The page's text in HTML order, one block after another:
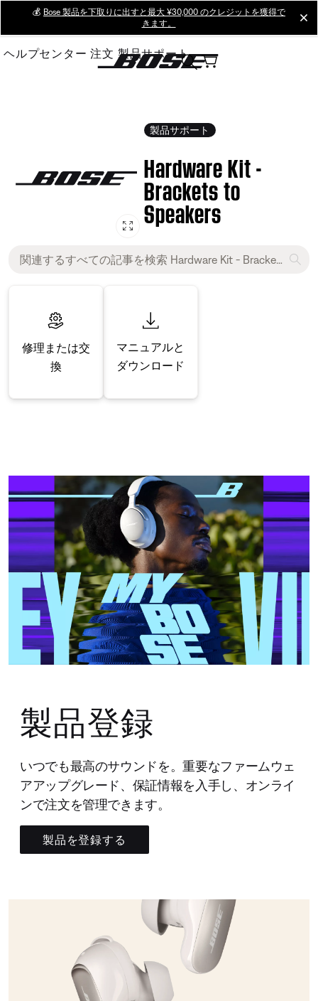
Main
💰 Bose 製品を下取りに出すと最大 ¥30,000 のクレジットを獲得で
きます。
ヘルプセンター 注文 製品サポート
製品サポート
Hardware Kit -
Brackets to
Speakers
修理または交
換
マニュアルと
ダウンロード
製品登録
いつでも最高のサウンドを。重要なファームウェ
アアップグレード、保証情報を入手し、オンライ
ンで注文を管理できます。
製品を登録する